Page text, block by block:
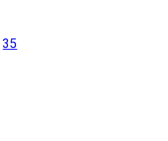
35